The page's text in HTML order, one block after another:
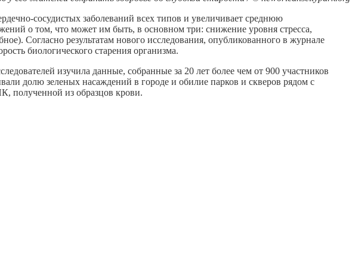
сосудистых заболеваний всех типов и увеличивает среднюю
о том, что может им быть, в основном три: снижение уровня стресса,
Согласно результатам нового исследования, опубликованного в журнале
биологического старения организма.
изучила данные, собранные за 20 лет более чем от 900 участников
долю зеленых насаждений в городе и обилие парков и скверов рядом с
полученной из образцов крови.